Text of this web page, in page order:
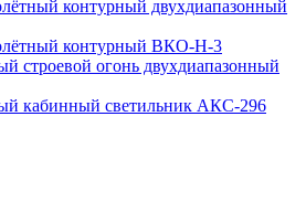
контурный двухдиапазонный
контурный ВКО-Н-3
строевой огонь двухдиапазонный
кабинный светильник АКС-296